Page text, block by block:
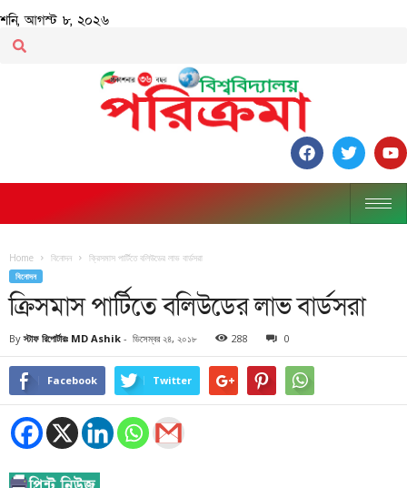
শনি, আগস্ট ৮, ২০২৬
Home বিনোদন ক্রিসমাস পার্টিতে বলিউডের লাভ বার্ডসরা
বিনোদন
ক্রিসমাস পার্টিতে বলিউডের লাভ বার্ডসরা
By স্টাফ রিপোর্টারঃ MD Ashik - ডিসেম্বর ২৪, ২০১৮ 288 0
Facebook Twitter